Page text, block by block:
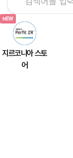
지르코니아 스토
어